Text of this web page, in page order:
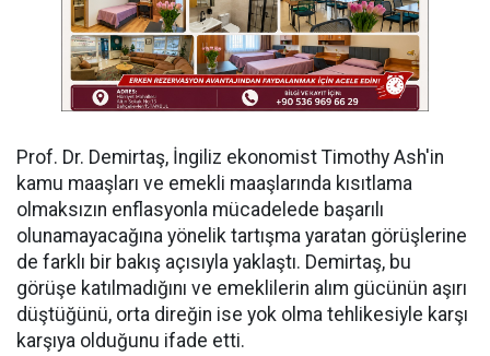
Prof. Dr. Demirtaş, İngiliz ekonomist Timothy Ash'in
kamu maaşları ve emekli maaşlarında kısıtlama
olmaksızın enflasyonla mücadelede başarılı
olunamayacağına yönelik tartışma yaratan görüşlerine
de farklı bir bakış açısıyla yaklaştı. Demirtaş, bu
görüşe katılmadığını ve emeklilerin alım gücünün aşırı
düştüğünü, orta direğin ise yok olma tehlikesiyle karşı
karşıya olduğunu ifade etti.